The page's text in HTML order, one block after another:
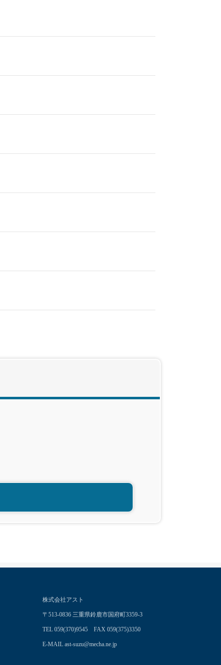
株式会社アスト
〒513-0836 三重県鈴鹿市国府町3359-3
TEL 059(370)9545 FAX 059(375)3350
E-MAIL ast-suzu@mecha.ne.jp